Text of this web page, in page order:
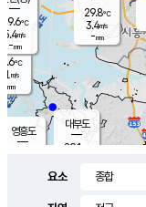
의도
℃
m/s
mm
영흥도
대부도
29.1
29.6℃
5.4m/s
-mm
29.8℃
3.4m/s
-mm
요소